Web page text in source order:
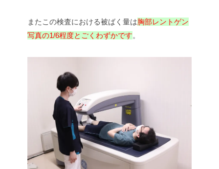
またこの検査における被ばく量は胸部レントゲン
写真の1/6程度とごくわずかです。